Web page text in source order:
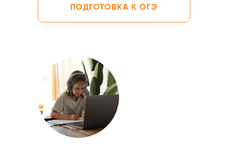
ПОДГОТОВКА К ОГЭ